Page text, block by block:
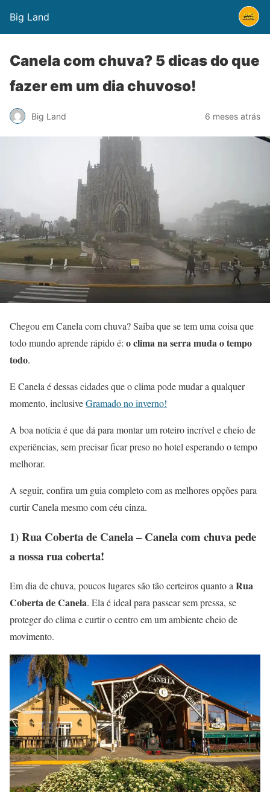
Big Land
Canela com chuva? 5 dicas do que
fazer em um dia chuvoso!
Big Land 6 meses atrás
Chegou em Canela com chuva? Saiba que se tem uma coisa que
todo mundo aprende rápido é: o clima na serra muda o tempo
todo.
E Canela é dessas cidades que o clima pode mudar a qualquer
momento, inclusiveGramado no inverno!
A boa notícia é que dá para montar um roteiro incrível e cheio de
experiências, sem precisar ficar preso no hotel esperando o tempo
melhorar.
A seguir, confira um guia completo com as melhores opções para
curtir Canela mesmo com céu cinza.
1) Rua Coberta de Canela – Canela com chuva pede
a nossa rua coberta!
Em dia de chuva, poucos lugares são tão certeiros quanto a Rua
Coberta de Canela. Ela é ideal para passear sem pressa, se
proteger do clima e curtir o centro em um ambiente cheio de
movimento.